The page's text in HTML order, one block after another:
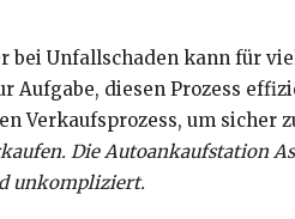
bei Unfallschaden kann für
Aufgabe, diesen Prozess
Verkaufsprozess, um sicher
Die Autoankaufstation
unkompliziert.